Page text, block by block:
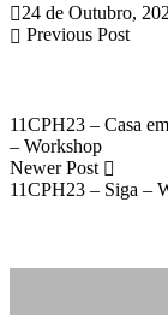
24 de Outubro,
Previous Post
11CPH23 – Casa
– Workshop
Newer Post
11CPH23 – Siga –